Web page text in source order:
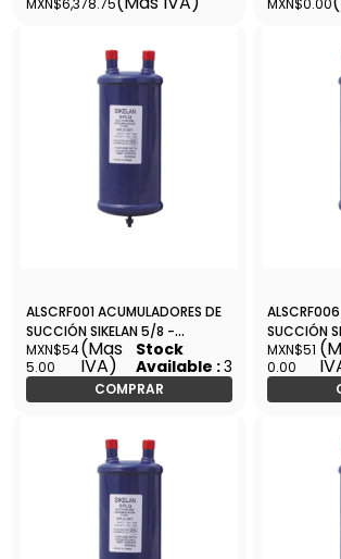
AS-62013
ALSCRF001 ACUMULADORES DE
SUCCIÓN SIKELAN 5/8 -
ALSCRF001
MXN$54
5.00
(Mas
IVA)
Stock
Available :3
COMPRAR
SUCCIÓN
MXN$51
0.00